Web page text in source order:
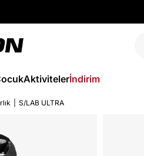
Aktivitelerİndirim
S/LAB ULTRA